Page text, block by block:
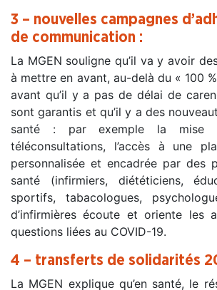
3 – nouvelles campagnes
de communication :
La MGEN souligne qu’il va y avoir
à mettre en avant, au-delà du « 100
avant qu’il y a pas de délai de
sont garantis et qu’il y a des
santé : par exemple la mise
téléconsultations, l’accès à une
personnalisée et encadrée par des
santé (infirmiers, diététiciens,
sportifs, tabacologues,
d’infirmières écoute et oriente les
questions liées au COVID-19.
4 – transferts de solidarités
La MGEN explique qu’en santé, le